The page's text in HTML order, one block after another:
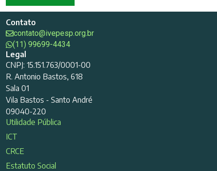
Contato
contato@ivepesp.org.br
(11) 99699-4434
Legal
CNPJ: 15.151.763/0001-00
R. Antonio Bastos, 618
Sala 01
Vila Bastos - Santo André
09040-220
Utilidade Pública
ICT
CRCE
Estatuto Social